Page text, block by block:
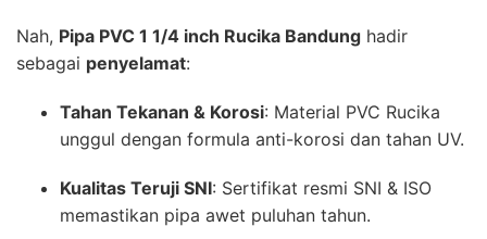
Nah, Pipa PVC 1 1/4 inch Rucika Bandung hadir
sebagai penyelamat:
Tahan Tekanan & Korosi: Material PVC Rucika
unggul dengan formula anti-korosi dan tahan UV.
Kualitas Teruji SNI: Sertifikat resmi SNI & ISO
memastikan pipa awet puluhan tahun.